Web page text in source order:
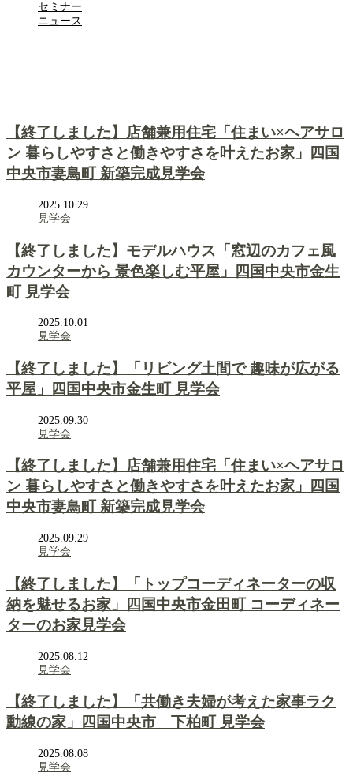
セミナー
ニュース
【終了しました】店舗兼用住宅「住まい×ヘアサロ
ン 暮らしやすさと働きやすさを叶えたお家」四国
中央市妻鳥町 新築完成見学会
2025.10.29
見学会
【終了しました】モデルハウス「窓辺のカフェ風
カウンターから 景色楽しむ平屋」四国中央市金生
町 見学会
2025.10.01
見学会
【終了しました】「リビング土間で 趣味が広がる
平屋」四国中央市金生町 見学会
2025.09.30
見学会
【終了しました】店舗兼用住宅「住まい×ヘアサロ
ン 暮らしやすさと働きやすさを叶えたお家」四国
中央市妻鳥町 新築完成見学会
2025.09.29
見学会
【終了しました】「トップコーディネーターの収
納を魅せるお家」四国中央市金田町 コーディネー
ターのお家見学会
2025.08.12
見学会
【終了しました】「共働き夫婦が考えた家事ラク
動線の家」四国中央市 下柏町 見学会
2025.08.08
見学会